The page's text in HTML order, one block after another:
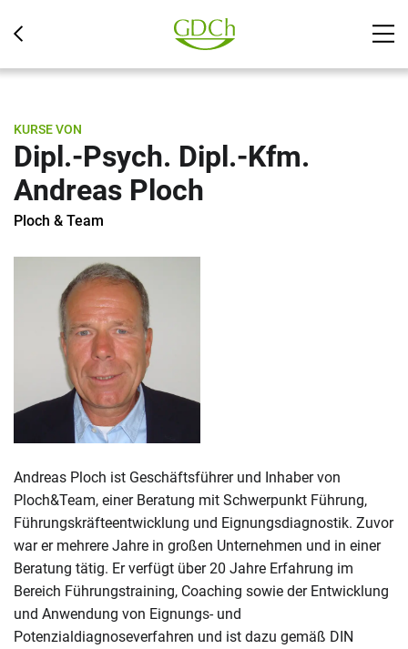
KURSE VON
Dipl.-Psych. Dipl.-Kfm.
Andreas Ploch
Ploch & Team
Andreas Ploch ist Geschäftsführer und Inhaber von
Ploch&Team, einer Beratung mit Schwerpunkt Führung,
Führungskräfteentwicklung und Eignungsdiagnostik. Zuvor
war er mehrere Jahre in großen Unternehmen und in einer
Beratung tätig. Er verfügt über 20 Jahre Erfahrung im
Bereich Führungstraining, Coaching sowie der Entwicklung
und Anwendung von Eignungs- und
Potenzialdiagnoseverfahren und ist dazu gemäß DIN